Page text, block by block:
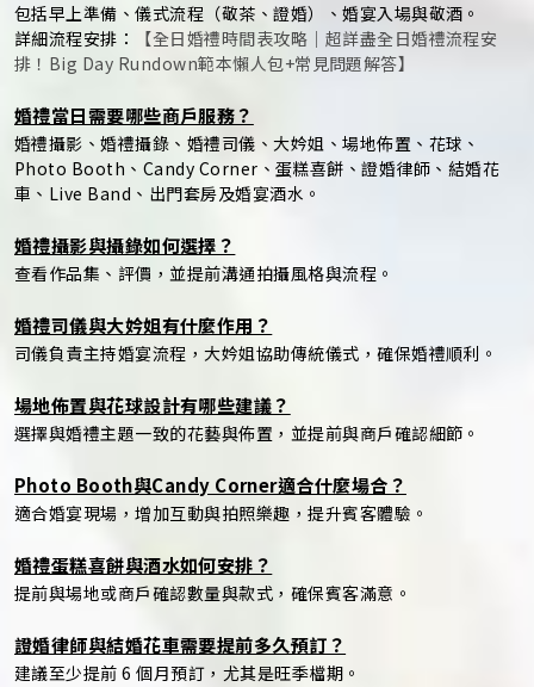
包括早上準備、儀式流程（敬茶、證婚）、婚宴入場與敬酒。
詳細流程安排：
【全日婚禮時間表攻略｜超詳盡全日婚禮流程安
排！Big Day Rundown範本懶人包+常見問題解答】
婚禮當日需要哪些商戶服務？
婚禮攝影、婚禮攝錄、婚禮司儀、大妗姐、場地佈置、花球、
Photo Booth、Candy Corner、蛋糕喜餅、證婚律師、結婚花
車、Live Band、出門套房及婚宴酒水。
婚禮攝影與攝錄如何選擇？
查看作品集、評價，並提前溝通拍攝風格與流程。
婚禮司儀與大妗姐有什麼作用？
司儀負責主持婚宴流程，大妗姐協助傳統儀式，確保婚禮順利。
場地佈置與花球設計有哪些建議？
選擇與婚禮主題一致的花藝與佈置，並提前與商戶確認細節。
Photo Booth與Candy Corner適合什麼場合？
適合婚宴現場，增加互動與拍照樂趣，提升賓客體驗。
婚禮蛋糕喜餅與酒水如何安排？
提前與場地或商戶確認數量與款式，確保賓客滿意。
證婚律師與結婚花車需要提前多久預訂？
建議至少提前 6 個月預訂，尤其是旺季檔期。